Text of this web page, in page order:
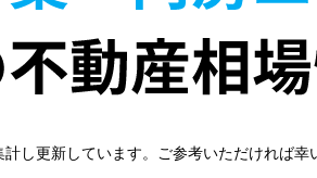
し更新しています。ご参考いただければ幸